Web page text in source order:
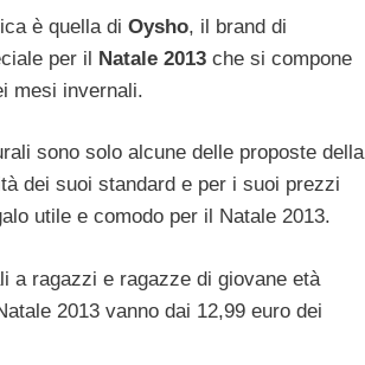
è quella di Oysho, il brand di
per il Natale 2013 che si compone
mesi invernali.
sono solo alcune delle proposte della
dei suoi standard e per i suoi prezzi
utile e comodo per il Natale 2013.
a ragazzi e ragazze di giovane età
2013 vanno dai 12,99 euro dei